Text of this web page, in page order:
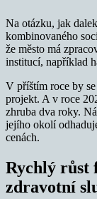
Na otázku, jak
kombinovaného
že město má
institucí, například
V příštím roce by
projekt. A v roce
zhruba dva roky.
jejího okolí
cenách.
Rychlý růst
zdravotní